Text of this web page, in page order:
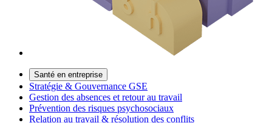
Santé en entreprise
Stratégie & Gouvernance GSE
Gestion des absences et retour au travail
Prévention des risques psychosociaux
Relation au travail & résolution des conflits